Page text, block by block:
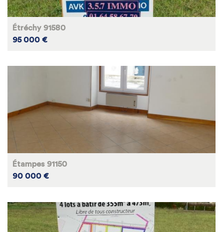
Étréchy 91580
95 000 €
Étampes 91150
90 000 €